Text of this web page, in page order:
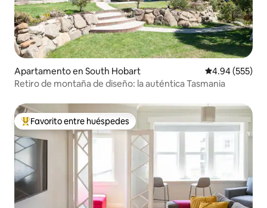
Apartamento en South Hobart Calificación
4.94 (555)
Retiro de montaña de diseño: la auténtica Tasmania
Favorito entre huéspedes preferido
Favorito entre huéspedes